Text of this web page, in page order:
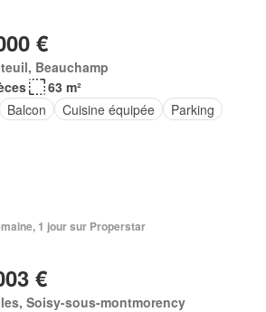
€
Beauchamp
63 m²
Balcon Cuisine équipée Parking
1 jour sur Properstar
€
Soisy-sous-montmorency